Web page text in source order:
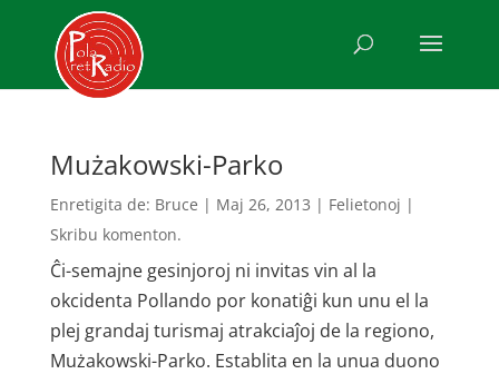
Mużakowski-Parko
Enretigita de: Bruce | Maj 26, 2013 | Felietonoj |
Skribu komenton.
Ĉi-semajne gesinjoroj ni invitas vin al la
okcidenta Pollando por konatiĝi kun unu el la
plej grandaj turismaj atrakciaĵoj de la regiono,
Mużakowski-Parko. Establita en la unua duono